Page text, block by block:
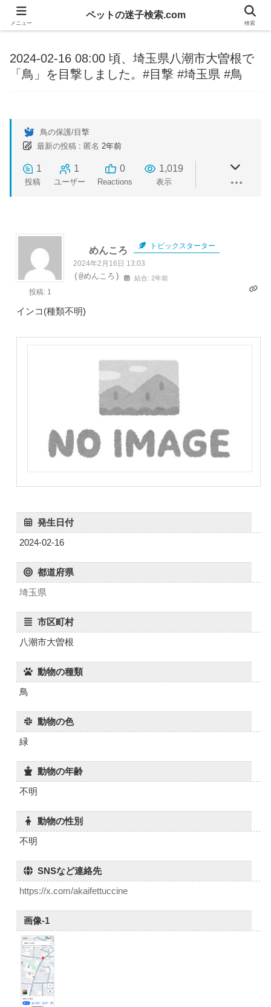
2024-02-16 08:00 頃、埼玉県八潮市大曽根で
「鳥」を目撃しました。#目撃 #埼玉県 #鳥
鳥の保護/目撃
最新の投稿 : 匿名 2年前
1
投稿
1
ユーザー
0
Reactions
1,019
表示
投稿: 1
めんころ トピックスターター
2024年2月16日 13:03
(@めんころ) 結合: 2年前
インコ(種類不明)
発生日付
2024-02-16
都道府県
埼玉県
市区町村
八潮市大曽根
動物の種類
鳥
動物の色
緑
動物の年齢
不明
動物の性別
不明
SNSなど連絡先
https://x.com/akaifettuccine
画像-1
メニュー
ペットの迷子検索.com
検索